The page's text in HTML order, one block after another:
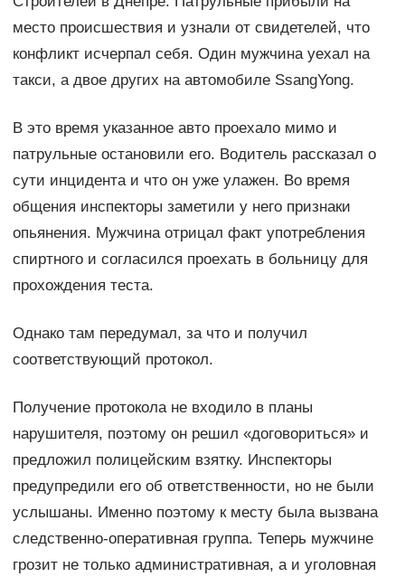
место происшествия и узнали от свидетелей, что
конфликт исчерпал себя. Один мужчина уехал на
такси, а двое других на автомобиле SsangYong.
В это время указанное авто проехало мимо и
патрульные остановили его. Водитель рассказал о
сути инцидента и что он уже улажен. Во время
общения инспекторы заметили у него признаки
опьянения. Мужчина отрицал факт употребления
спиртного и согласился проехать в больницу для
прохождения теста.
Однако там передумал, за что и получил
соответствующий протокол.
Получение протокола не входило в планы
нарушителя, поэтому он решил «договориться» и
предложил полицейским взятку. Инспекторы
предупредили его об ответственности, но не были
услышаны. Именно поэтому к месту была вызвана
следственно-оперативная группа. Теперь мужчине
грозит не только административная, а и уголовная